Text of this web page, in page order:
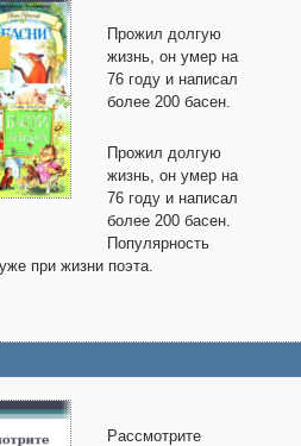
Прожил долгую
жизнь, он умер на
76 году и написал
более 200 басен.
Прожил долгую
жизнь, он умер на
76 году и написал
более 200 басен.
Популярность
при жизни поэта.
Рассмотрите